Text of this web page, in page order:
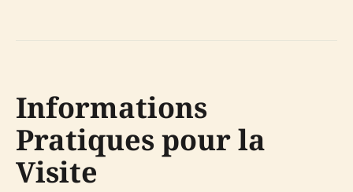
Informations
Pratiques pour la
Visite